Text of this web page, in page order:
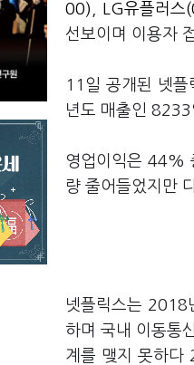
00)
LG유플러
선보이며 이용자
11일 공개된 넷
년도 매출인
영업이익은 44%
량 줄어들었지만
넷플릭스는 2018
하며 국내 이동통
계를 맺지 못하다